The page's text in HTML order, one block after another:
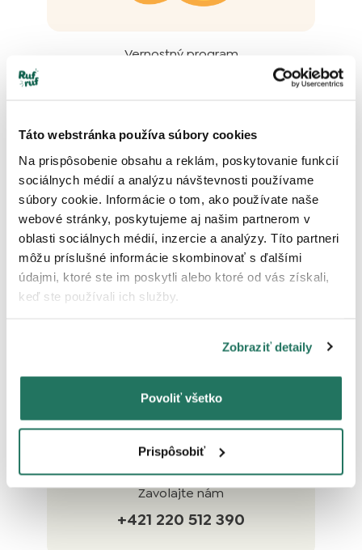
Táto webstránka používa súbory cookies
Na prispôsobenie obsahu a reklám, poskytovanie funkcií
sociálnych médií a analýzu návštevnosti používame
súbory cookie. Informácie o tom, ako používate naše
webové stránky, poskytujeme aj našim partnerom v
oblasti sociálnych médií, inzercie a analýzy. Títo partneri
môžu príslušné informácie skombinovať s ďalšími
údajmi, ktoré ste im poskytli alebo ktoré od vás získali,
keď ste používali ich služby.
Zobraziť detaily
Povoliť všetko
Prispôsobiť
Vernostný program
Stále potrebujete
pomoc?
Kontaktujte nás!
hana@rufruf.sk
Zavolajte nám
+421 220 512 390